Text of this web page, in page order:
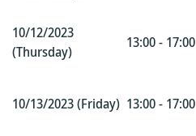
10/12/2023
(Thursday)
13:00 - 17:00
10/13/2023 (Friday) 13:00 - 17:00